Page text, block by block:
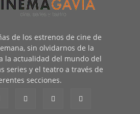
de los estrenos de cine de
sin olvidarnos de la
la actualidad del mundo del
series y el teatro a través de
secciones.